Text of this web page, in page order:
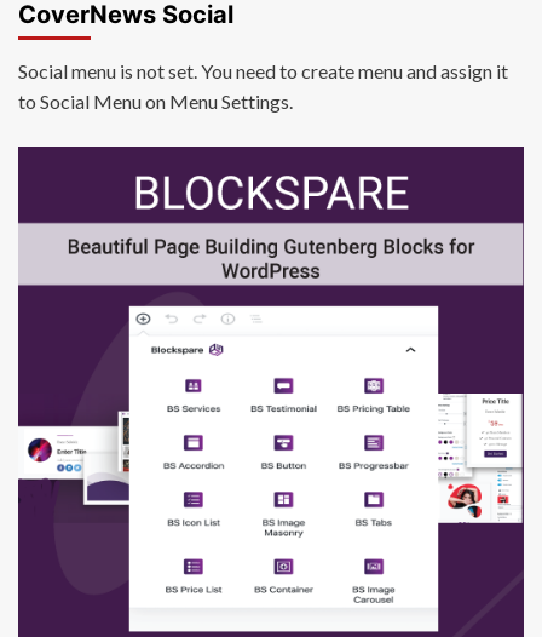
CoverNews Social
Social menu is not set. You need to create menu and assign it
to Social Menu on Menu Settings.